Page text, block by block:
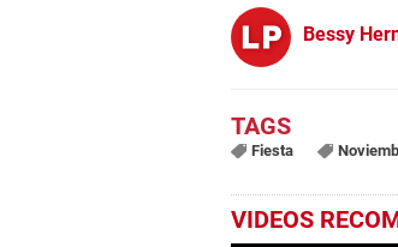
Bessy
Fiesta
VIDEOS